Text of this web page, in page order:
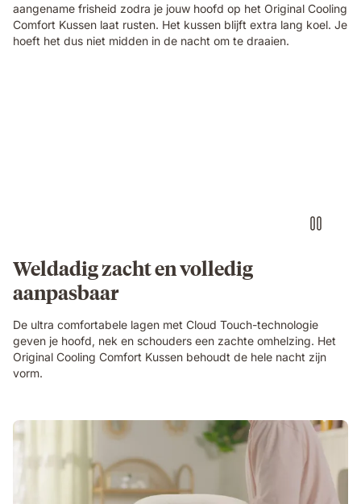
aangename frisheid zodra je jouw hoofd op het Original Cooling
Comfort Kussen laat rusten. Het kussen blijft extra lang koel. Je
hoeft het dus niet midden in de nacht om te draaien.
Weldadig zacht en volledig
aanpasbaar
De ultra comfortabele lagen met Cloud Touch-technologie
geven je hoofd, nek en schouders een zachte omhelzing. Het
Original Cooling Comfort Kussen behoudt de hele nacht zijn
vorm.